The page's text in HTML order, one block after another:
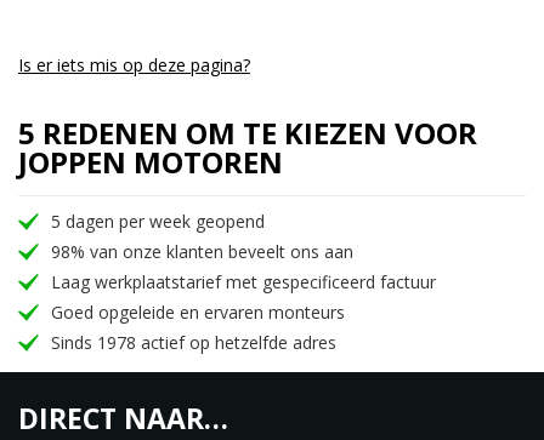
Is er iets mis op deze pagina?
5 REDENEN OM TE KIEZEN VOOR
JOPPEN MOTOREN
5 dagen per week geopend
98% van onze klanten beveelt ons aan
Laag werkplaatstarief met gespecificeerd factuur
Goed opgeleide en ervaren monteurs
Sinds 1978 actief op hetzelfde adres
DIRECT NAAR…